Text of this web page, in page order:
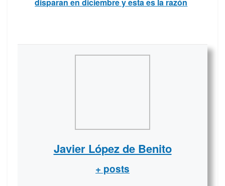
disparan en diciembre y esta es la razón
Javier López de Benito
+ posts